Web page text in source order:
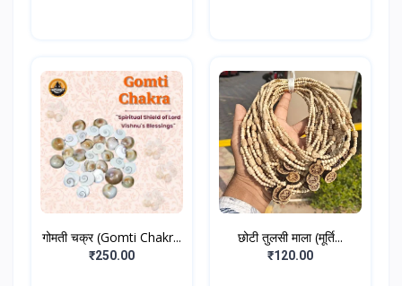
गोमती चक्र (Gomti Chakr...
₹250.00
छोटी तुलसी माला (मूर्ति...
₹120.00